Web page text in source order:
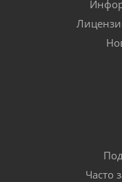
Часто